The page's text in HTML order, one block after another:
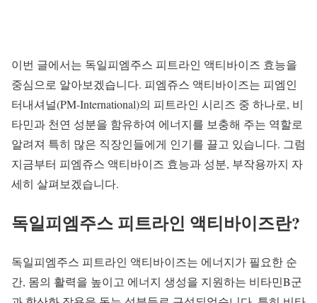
이번 글에서는 독일피엠주스 피트라인 액티바이즈 효능을
중심으로 알아보겠습니다. 피엠쥬스 액티바이즈는 피엠인
터내셔널(PM-International)의 피트라인 시리즈 중 하나로, 비
타민과 천연 성분을 함유하여 에너지를 보충해 주는 역할로
알려져 특히 많은 직장인들에게 인기를 끌고 있습니다. 그럼
지금부터 피엠쥬스 액티바이즈 효능과 성분, 부작용까지 자
세히 살펴보겠습니다.
독일피엠주스 피트라인 액티바이즈란?
독일피엠주스 피트라인 액티바이즈는 에너지가 필요한 순
간, 몸의 활력을 높이고 에너지 생성을 지원하는 비타민B군